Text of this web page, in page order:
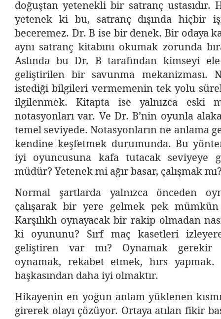
doğuştan yetenekli bir satranç ustasıdır.
yetenek ki bu, satranç dışında hiçbir
beceremez. Dr. B ise bir denek. Bir odaya
aynı satranç kitabını okumak zorunda
Aslında bu Dr. B tarafından kimseyi
geliştirilen bir savunma mekanizması.
istediği bilgileri vermemenin tek yolu
ilgilenmek. Kitapta ise yalnızca eski
notasyonları var. Ve Dr. B’nin oyunla
temel seviyede. Notasyonların ne anlama
kendine keşfetmek durumunda. Bu
iyi oyuncusuna kafa tutacak seviyeye
müdür? Yetenek mi ağır basar, çalışmak
Normal şartlarda yalnızca önceden
çalışarak bir yere gelmek pek
Karşılıklı oynayacak bir rakip olmadan
ki oyununu? Sırf maç kasetleri
geliştiren var mı? Oynamak gerekir
oynamak, rekabet etmek, hırs
başkasından daha iyi olmaktır.
Hikayenin en yoğun anlam yüklenen
girerek olayı çözüyor. Ortaya atılan fikir